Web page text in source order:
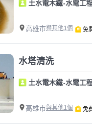
土水電木鐵-水電工
高雄市與其他1個 免
水塔清洗
土水電木鐵-水電工
高雄市與其他1個 免